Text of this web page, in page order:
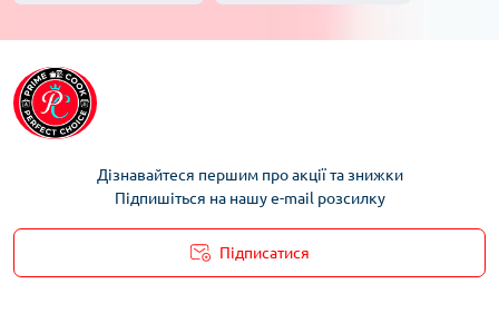
Харчові контейнери Husla
Харчові контейнери ELITEHOFF
Дізнавайтеся першим про акції та знижки
Підпишіться на нашу e-mail розсилку
Підписатися